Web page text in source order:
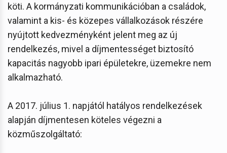
köti. A kormányzati kommunikációban a családok,
valamint a kis- és közepes vállalkozások részére
nyújtott kedvezményként jelent meg az új
rendelkezés, mivel a díjmentességet biztosító
kapacitás nagyobb ipari épületekre, üzemekre nem
alkalmazható.
A 2017. július 1. napjától hatályos rendelkezések
alapján díjmentesen köteles végezni a
közműszolgáltató: